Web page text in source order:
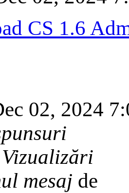
CS 1.6
02, 2024
Vizualizări
mesaj de